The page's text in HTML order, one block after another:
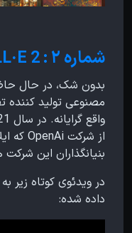
شماره ۲ : DALL·E 2
مصنوعی تولید کننده
بنیانگذاران این
داده شده: